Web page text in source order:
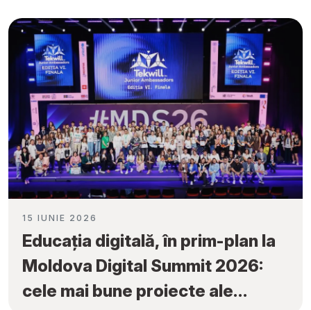
Ambassadors”
15 IUNIE 2026
Educația digitală, în prim-plan la
Moldova Digital Summit 2026:
cele mai bune proiecte ale